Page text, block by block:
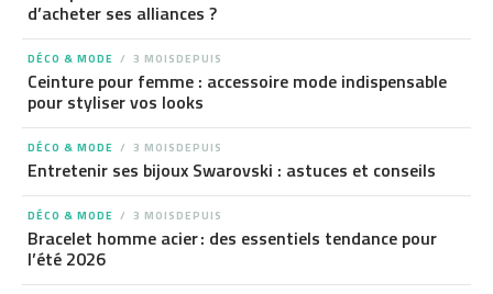
d’acheter ses alliances ?
DÉCO & MODE 3 MOISDEPUIS
Ceinture pour femme : accessoire mode indispensable
pour styliser vos looks
DÉCO & MODE 3 MOISDEPUIS
Entretenir ses bijoux Swarovski : astuces et conseils
DÉCO & MODE 3 MOISDEPUIS
Bracelet homme acier : des essentiels tendance pour
l’été 2026